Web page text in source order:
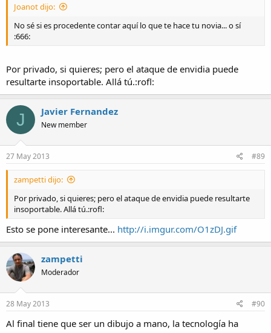
Joanot dijo:
No sé si es procedente contar aquí lo que te hace tu novia... o sí
:666:
Por privado, si quieres; pero el ataque de envidia puede
resultarte insoportable. Allá tú.:rofl:
J Javier Fernandez
New member
27 May 2013 #89
zampetti dijo:
Por privado, si quieres; pero el ataque de envidia puede resultarte
insoportable. Allá tú.:rofl:
Esto se pone interesante... http://i.imgur.com/O1zDJ.gif
zampetti
Moderador
28 May 2013 #90
Al final tiene que ser un dibujo a mano, la tecnología ha